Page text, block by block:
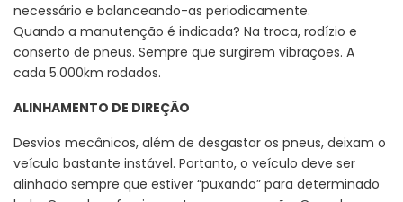
necessário e balanceando-as periodicamente.
Quando a manutenção é indicada? Na troca, rodízio e
conserto de pneus. Sempre que surgirem vibrações. A
cada 5.000km rodados.
ALINHAMENTO DE DIREÇÃO
Desvios mecânicos, além de desgastar os pneus, deixam o
veículo bastante instável. Portanto, o veículo deve ser
alinhado sempre que estiver “puxando” para determinado